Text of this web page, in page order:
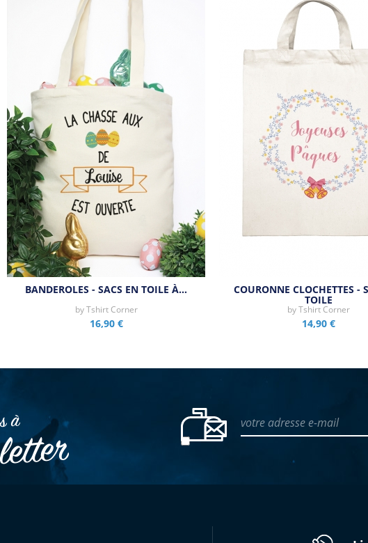
BANDEROLES - SACS EN TOILE À…
byTshirt Corner
16,90 €
COURONNE CLOCHETTES -
TOILE
byTshirt Corner
14,90 €
à votre adresse e-mail